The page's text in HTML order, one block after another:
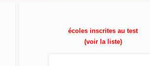
écoles inscrites au test
(voir la liste)